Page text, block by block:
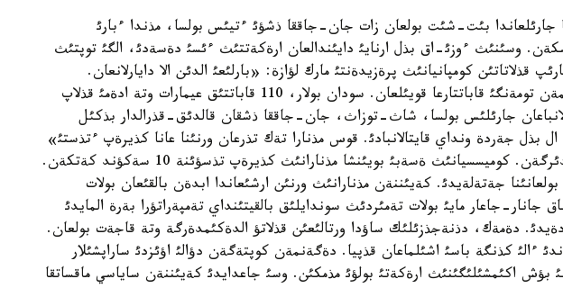
جارئلعاندا بئت-شئت بولعان زات جان-جاققا ذشؤئ ءتيئس بولسا، مذندا ءبارئ
وسئنئث ءوزئ-اق بذل ارنايئ دايئندالعان ارةكةتتئث ءئسئ دةسةدئ، الگئ توپتئث
قذلاتاتئن كومپانيانئث پرةزيدةنتئ مارك لؤازة: «بارلئعئ الدئن الا دايارلانعان.
جارئلعئشتاردا رةت-رةتئمةن تومةنگئ قاباتتارعا قويئلعان. سودان بولار، 110 قاباتتئق عيمارات وتة ادةمئ قذلاپ
جارئلئس بولسا، شاث-توزاث، جان-جاققا ذشقان قالدئق-قذرالدار بذكئل
ال بذل جةردة ونداي قايتالانبادئ. قوس مذنارا تةك تذرعان ورنئنا عانا كذيرةپ ءتذستئ»
دةپ ءوز ويئن اشئق بئلدئرگةن. كوميسسيانئث ةسةبئ بويئنشا مذنارانئث كذيرةپ تذسؤئنة 10 سةكؤند كةتكةن.
جةتةلةيدئ. كةيئننةن مذنارانئث ورنئن ارشئعاندا ابدةن بالقئعان بولات
جانار-جاعار مايئ بولات تةمئردئث سوندايلئق بالقيتئنداي تةمپةراتؤرا بةرة المايدئ
دةمةك، دذنةجذزئلئك ساؤدا ورتالئعئن قذلاتؤ الدةكئمدةرگة وتة قاجةت بولعان.
ءالئ كذنگة باسئ اشئلماعان قذپيا. دةگةنمةن كوپتةگةن دؤالئ اؤئزدئ ساراپشئلار
اكئمشئلئگئنئث ارةكةتئ بولؤئ مذمكئن. وسئ جاعدايدئ كةيئننةن ساياسي ماقساتقا